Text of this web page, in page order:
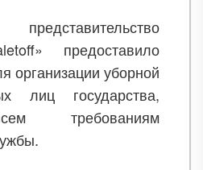
предоставило
организации уборной
лиц государства,
требованиям